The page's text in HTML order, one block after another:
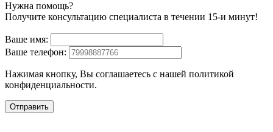
Нужна помощь?
Получите консультацию специалиста в течении 15-и минут!
Ваше имя:
Ваше телефон:
Нажимая кнопку, Вы соглашаетесь с нашей политикой
конфиденциальности.
Отправить